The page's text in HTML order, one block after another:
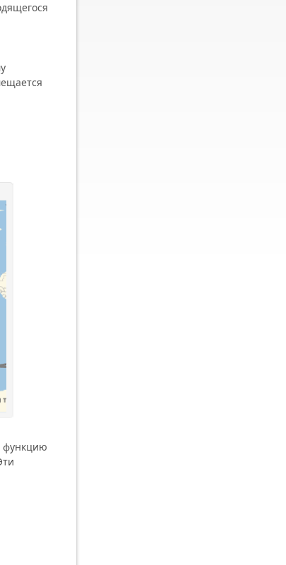
функцию